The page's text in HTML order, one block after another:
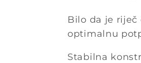
Bilo da je
optimalnu
Stabilna